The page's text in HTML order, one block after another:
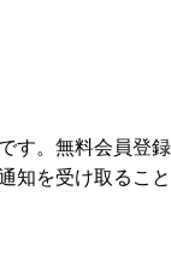
す。無料会員登録
知を受け取ること